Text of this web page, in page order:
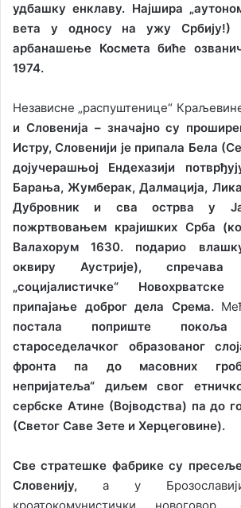
удбашку енклаву. Најшира
вета у односу на ужу Србију!)
арбанашење Космета биће
1974.
Независне „распуштенице“
и Словенија – значајно су
Истру, Словенији је припала Бела
дојучерашњој Ендехазији
Барања, Жумберак, Далмација,
Дубровник и сва острва у
пожртвовањем крајишких Срба
Валахорум 1630. подарио
оквиру Аустрије),
„социјалистичке“
припајање доброг дела Срема.
постала поприште
староседелачког образованог
фронта па до масовних
непријатеља“ диљем свог
сербске Атине (Војводства) па до
(Светог Саве Зете и Херцеговине).
Све стратешке фабрике су
Словенију, а у